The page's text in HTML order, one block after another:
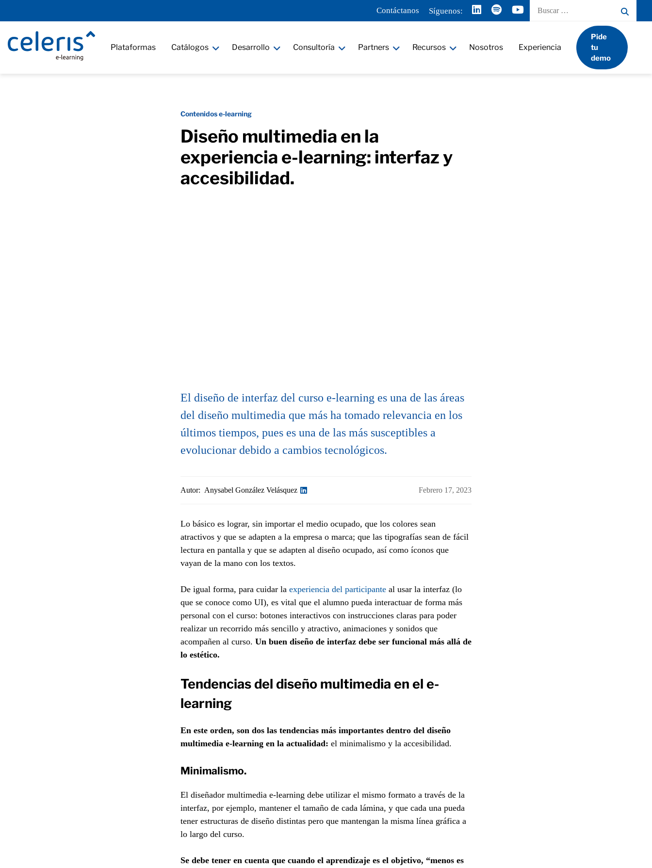
Contáctanos Síguenos:
Buscar
Plataformas Catálogos Desarrollo Consultoría Partners Recursos Nosotros Experiencia
Pide
tu
demo
Contenidos e-learning
Diseño multimedia en la
experiencia e-learning: interfaz y
accesibilidad.
El diseño de interfaz del curso e-learning es una de las áreas
del diseño multimedia que más ha tomado relevancia en los
últimos tiempos, pues es una de las más susceptibles a
evolucionar debido a cambios tecnológicos.
Autor: Anysabel González Velásquez Febrero 17, 2023
Lo básico es lograr, sin importar el medio ocupado, que los colores sean
atractivos y que se adapten a la empresa o marca; que las tipografías sean de fácil
lectura en pantalla y que se adapten al diseño ocupado, así como íconos que
vayan de la mano con los textos.
De igual forma, para cuidar la experiencia del participante al usar la interfaz (lo
que se conoce como UI), es vital que el alumno pueda interactuar de forma más
personal con el curso: botones interactivos con instrucciones claras para poder
realizar un recorrido más sencillo y atractivo, animaciones y sonidos que
acompañen al curso. Un buen diseño de interfaz debe ser funcional más allá de
lo estético.
Tendencias del diseño multimedia en el e-
learning
En este orden, son dos las tendencias más importantes dentro del diseño
multimedia e-learning en la actualidad: el minimalismo y la accesibilidad.
Minimalismo.
El diseñador multimedia e-learning debe utilizar el mismo formato a través de la
interfaz, por ejemplo, mantener el tamaño de cada lámina, y que cada una pueda
tener estructuras de diseño distintas pero que mantengan la misma línea gráfica a
lo largo del curso.
Se debe tener en cuenta que cuando el aprendizaje es el objetivo, “menos es